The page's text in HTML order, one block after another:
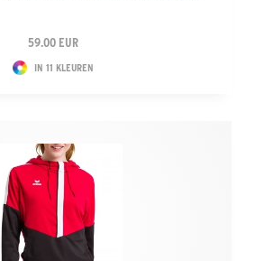
59.00 EUR
IN 11 KLEUREN